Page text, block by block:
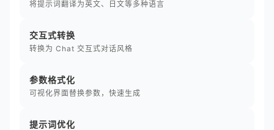
将提示词翻译为英文、日文等多种语言
交互式转换
转换为 Chat 交互式对话风格
参数格式化
可视化界面替换参数，快速生成
提示词优化